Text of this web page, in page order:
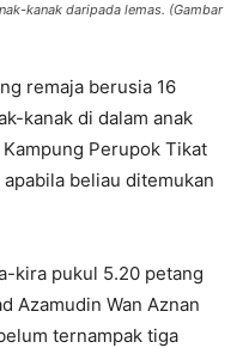
kanak daripada lemas. (Gambar
remaja berusia 16
kanak di dalam anak
Perupok Tikat
beliau ditemukan
kira pukul 5.20 petang
Azamudin Wan Aznan
ternampak tiga